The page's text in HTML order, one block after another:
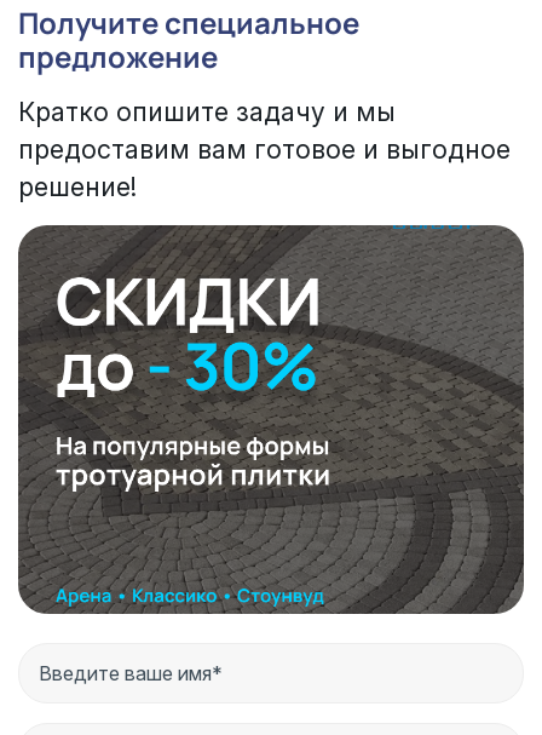
Получите специальное
предложение
Кратко опишите задачу и мы
предоставим вам готовое и выгодное
решение!